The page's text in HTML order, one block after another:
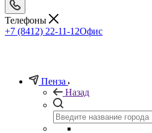
Телефоны
+7 (8412) 22-11-12Офис
Пенза
Назад